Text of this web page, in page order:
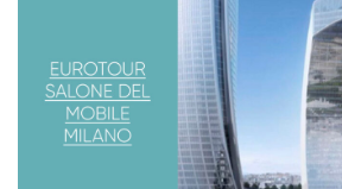
EUROTOUR, SALONE
Estuvimos visitando, junto a
arquitectos la feria de diseño más